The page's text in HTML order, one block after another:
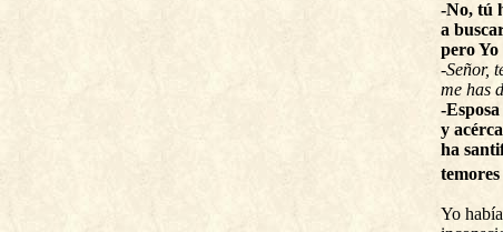
-No, tú
a
pero Yo
-Señor,
me has
-
y
ha
Yo